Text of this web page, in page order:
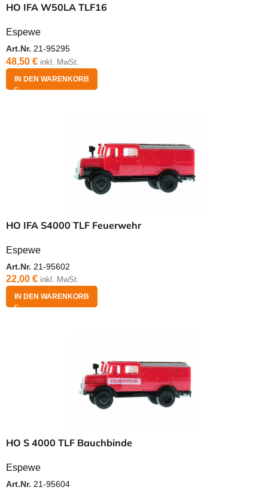
HO IFA W50LA TLF16
Espewe
Art.Nr. 21-95295
48,50 € inkl. MwSt.
IN DEN WARENKORB
HO IFA S4000 TLF Feuerwehr
Espewe
Art.Nr. 21-95602
22,00 € inkl. MwSt.
IN DEN WARENKORB
HO S 4000 TLF Bauchbinde
Espewe
Art.Nr. 21-95604